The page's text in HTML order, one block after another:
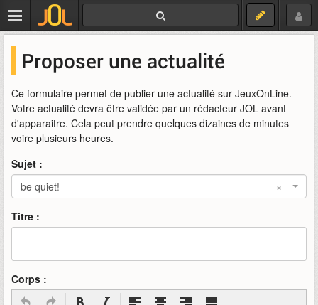
Proposer une actualité
Ce formulaire permet de publier une actualité sur JeuxOnLine.
Votre actualité devra être validée par un rédacteur JOL avant
d'apparaitre. Cela peut prendre quelques dizaines de minutes
voire plusieurs heures.
Sujet :
×
be quiet!
Titre :
Corps :